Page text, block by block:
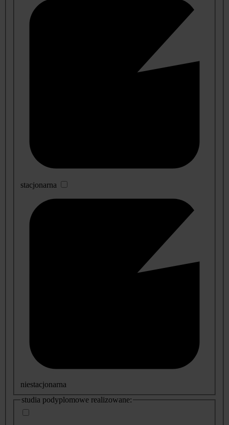
stacjonarna
niestacjonarna
studia podyplomowe realizowane: